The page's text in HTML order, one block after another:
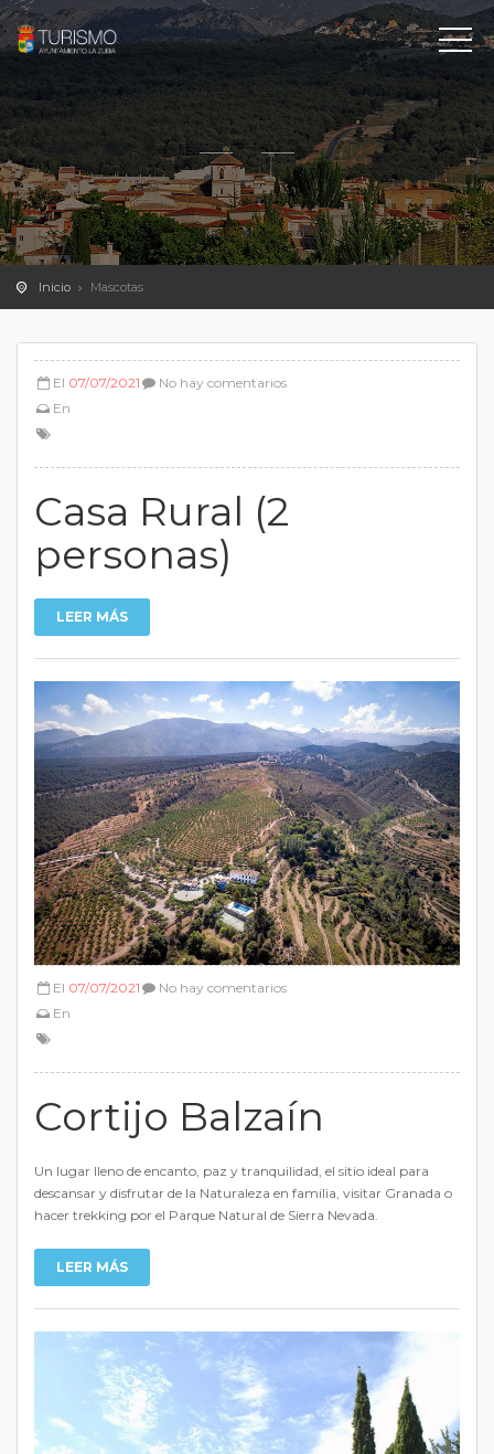
Inicio Mascotas
El 07/07/2021
En
No hay comentarios
Casa Rural (2
personas)
LEER MÁS
El 07/07/2021
En
No hay comentarios
Cortijo Balzaín
Un lugar lleno de encanto, paz y tranquilidad, el sitio ideal para
descansar y disfrutar de la Naturaleza en familia, visitar Granada o
hacer trekking por el Parque Natural de Sierra Nevada.
LEER MÁS